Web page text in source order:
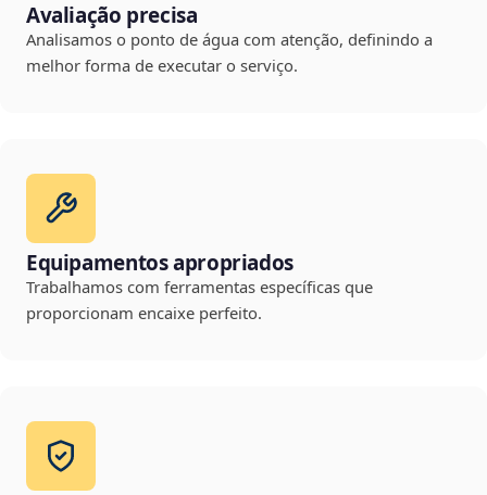
Avaliação precisa
Analisamos o ponto de água com atenção, definindo a
melhor forma de executar o serviço.
Equipamentos apropriados
Trabalhamos com ferramentas específicas que
proporcionam encaixe perfeito.